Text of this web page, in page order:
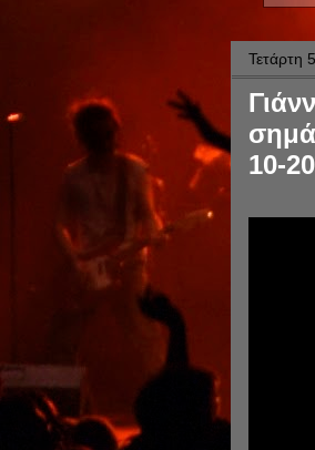
Τετάρτη
10-